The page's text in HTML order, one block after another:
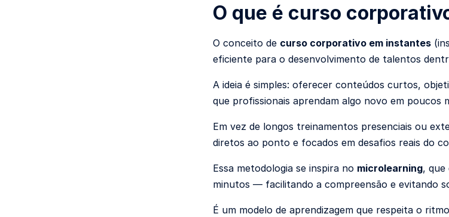
O que é curso
O conceito de curso corporativo em instantes
eficiente para o desenvolvimento de talentos
A ideia é simples: oferecer conteúdos curtos,
que profissionais aprendam algo novo em poucos
Em vez de longos treinamentos presenciais ou
diretos ao ponto e focados em desafios reais do
Essa metodologia se inspira no microlearning, que
minutos — facilitando a compreensão e evitando
É um modelo de aprendizagem que respeita o